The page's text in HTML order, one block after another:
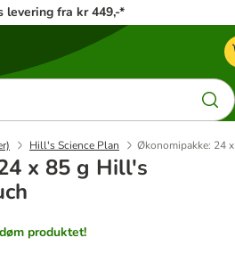
levering fra kr 449,-*
Hill's Science Plan Økonomipakke: 24
x 85 g Hill's
produktet!